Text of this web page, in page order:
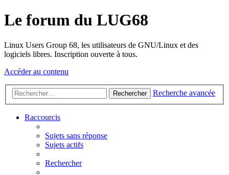
Le forum du LUG68
Linux Users Group 68, les utilisateurs de GNU/Linux et des
logiciels libres. Inscription ouverte à tous.
Accéder au contenu
Rechercher Recherche avancée
Raccourcis
Sujets sans réponse
Sujets actifs
Rechercher